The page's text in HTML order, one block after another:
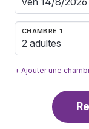
CHAMBRE 1
2 adultes
+ Ajouter une